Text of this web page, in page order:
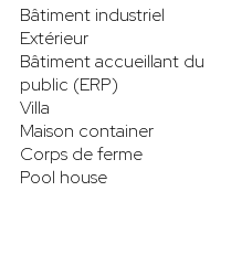
Bâtiment industriel
Extérieur
Bâtiment accueillant du
public (ERP)
Villa
Maison container
Corps de ferme
Pool house